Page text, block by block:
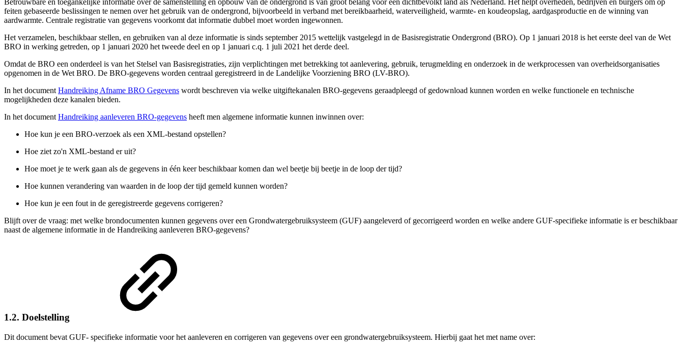
Betrouwbare en toegankelijke informatie over de samenstelling en opbouw van de ondergrond is van groot belang voor een dichtbevolkt land als Nederland. Het helpt overheden, bedrijven en burgers om op
feiten gebaseerde beslissingen te nemen over het gebruik van de ondergrond, bijvoorbeeld in verband met bereikbaarheid, waterveiligheid, warmte- en koudeopslag, aardgasproductie en de winning van
aardwarmte. Centrale registratie van gegevens voorkomt dat informatie dubbel moet worden ingewonnen.
Het verzamelen, beschikbaar stellen, en gebruiken van al deze informatie is sinds september 2015 wettelijk vastgelegd in de Basisregistratie Ondergrond (BRO). Op 1 januari 2018 is het eerste deel van de Wet
BRO in werking getreden, op 1 januari 2020 het tweede deel en op 1 januari c.q. 1 juli 2021 het derde deel.
Omdat de BRO een onderdeel is van het Stelsel van Basisregistraties, zijn verplichtingen met betrekking tot aanlevering, gebruik, terugmelding en onderzoek in de werkprocessen van overheidsorganisaties
opgenomen in de Wet BRO. De BRO-gegevens worden centraal geregistreerd in de Landelijke Voorziening BRO (LV-BRO).
In het document Handreiking Afname BRO Gegevens wordt beschreven via welke uitgiftekanalen BRO-gegevens geraadpleegd of gedownload kunnen worden en welke functionele en technische
mogelijkheden deze kanalen bieden.
In het document Handreiking aanleveren BRO-gegevens heeft men algemene informatie kunnen inwinnen over:
Hoe kun je een BRO-verzoek als een XML-bestand opstellen?
Hoe ziet zo'n XML-bestand er uit?
Hoe moet je te werk gaan als de gegevens in één keer beschikbaar komen dan wel beetje bij beetje in de loop der tijd?
Hoe kunnen verandering van waarden in de loop der tijd gemeld kunnen worden?
Hoe kun je een fout in de geregistreerde gegevens corrigeren?
Blijft over de vraag: met welke brondocumenten kunnen gegevens over een Grondwatergebruiksysteem (GUF) aangeleverd of gecorrigeerd worden en welke andere GUF-specifieke informatie is er beschikbaar
naast de algemene informatie in de Handreiking aanleveren BRO-gegevens?
1.2. Doelstelling
Dit document bevat GUF- specifieke informatie voor het aanleveren en corrigeren van gegevens over een grondwatergebruiksysteem. Hierbij gaat het met name over: